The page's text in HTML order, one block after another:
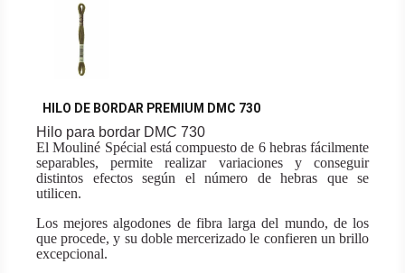
HILO DE BORDAR PREMIUM DMC 730
Hilo para bordar DMC 730
El Mouliné Spécial está compuesto de 6 hebras fácilmente
separables, permite realizar variaciones y conseguir
distintos efectos según el número de hebras que se
utilicen.
Los mejores algodones de fibra larga del mundo, de los
que procede, y su doble mercerizado le confieren un brillo
excepcional.